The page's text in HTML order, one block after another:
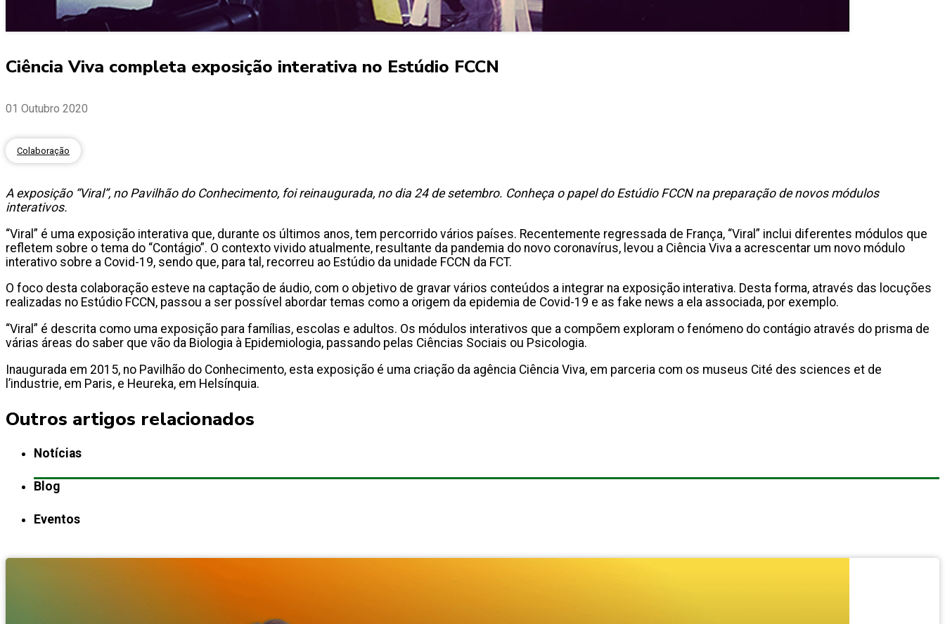
Ciência Viva completa exposição interativa no Estúdio FCCN
01 Outubro 2020
Colaboração
A exposição “Viral”, no Pavilhão do Conhecimento, foi reinaugurada, no dia 24 de setembro. Conheça o papel do Estúdio FCCN na preparação de novos módulos
interativos.
“Viral” é uma exposição interativa que, durante os últimos anos, tem percorrido vários países. Recentemente regressada de França, “Viral” inclui diferentes módulos que
refletem sobre o tema do “Contágio”. O contexto vivido atualmente, resultante da pandemia do novo coronavírus, levou a Ciência Viva a acrescentar um novo módulo
interativo sobre a Covid-19, sendo que, para tal, recorreu ao Estúdio da unidade FCCN da FCT.
O foco desta colaboração esteve na captação de áudio, com o objetivo de gravar vários conteúdos a integrar na exposição interativa. Desta forma, através das locuções
realizadas no Estúdio FCCN, passou a ser possível abordar temas como a origem da epidemia de Covid-19 e as fake news a ela associada, por exemplo.
“Viral” é descrita como uma exposição para famílias, escolas e adultos. Os módulos interativos que a compõem exploram o fenómeno do contágio através do prisma de
várias áreas do saber que vão da Biologia à Epidemiologia, passando pelas Ciências Sociais ou Psicologia.
Inaugurada em 2015, no Pavilhão do Conhecimento, esta exposição é uma criação da agência Ciência Viva, em parceria com os museus Cité des sciences et de
l’industrie, em Paris, e Heureka, em Helsínquia.
Outros artigos relacionados
Notícias
Blog
Eventos